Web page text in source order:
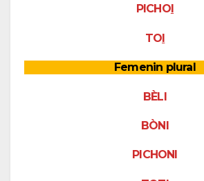
PICHOI
TOI
Femenin plural
BÈLI
BÒNI
PICHONI